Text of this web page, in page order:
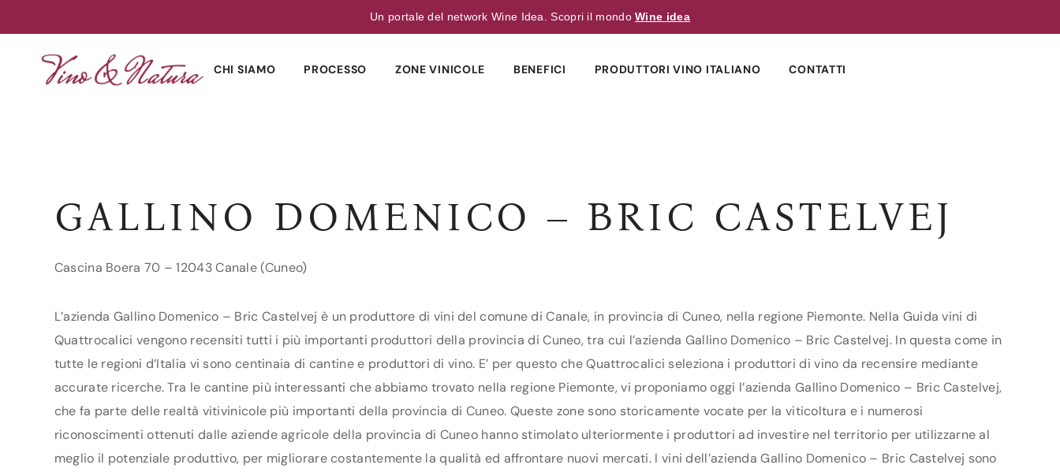
Un portale del network Wine Idea. Scopri il mondoWine idea
CHI SIAMO PROCESSO ZONE VINICOLE BENEFICI PRODUTTORI VINO ITALIANO CONTATTI
GALLINO DOMENICO – BRIC CASTELVEJ
Cascina Boera 70 – 12043 Canale (Cuneo)
L’azienda Gallino Domenico – Bric Castelvej è un produttore di vini del comune di Canale, in provincia di Cuneo, nella regione Piemonte. Nella Guida vini di
Quattrocalici vengono recensiti tutti i più importanti produttori della provincia di Cuneo, tra cui l’azienda Gallino Domenico – Bric Castelvej. In questa come in
tutte le regioni d’Italia vi sono centinaia di cantine e produttori di vino. E’ per questo che Quattrocalici seleziona i produttori di vino da recensire mediante
accurate ricerche. Tra le cantine più interessanti che abbiamo trovato nella regione Piemonte, vi proponiamo oggi l’azienda Gallino Domenico – Bric Castelvej,
che fa parte delle realtà vitivinicole più importanti della provincia di Cuneo. Queste zone sono storicamente vocate per la viticoltura e i numerosi
riconoscimenti ottenuti dalle aziende agricole della provincia di Cuneo hanno stimolato ulteriormente i produttori ad investire nel territorio per utilizzarne al
meglio il potenziale produttivo, per migliorare costantemente la qualità ed affrontare nuovi mercati. I vini dell’azienda Gallino Domenico – Bric Castelvej sono